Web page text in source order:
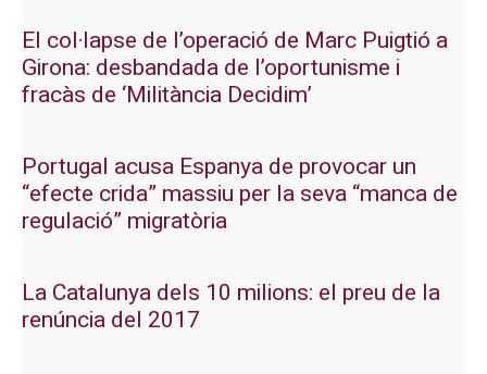
El col·lapse de l’operació de Marc Puigtió a
Girona: desbandada de l’oportunisme i
fracàs de ‘Militància Decidim’
Portugal acusa Espanya de provocar un
“efecte crida” massiu per la seva “manca de
regulació” migratòria
La Catalunya dels 10 milions: el preu de la
renúncia del 2017